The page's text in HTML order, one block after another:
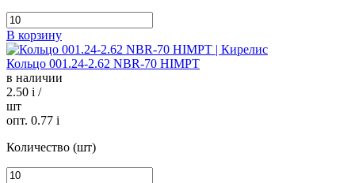
В корзину
Кольцо 001.24-2.62 NBR-70 HIMPT
в наличии
2.50 i /
шт
опт. 0.77 i
Количество (шт)